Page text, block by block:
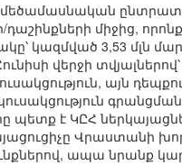
մեծամասնական
միջից,
կազմված 3,53 մլն
վերջի
այն
պետք է ԿԸՀ
Վրաստանի
ապա նրանք